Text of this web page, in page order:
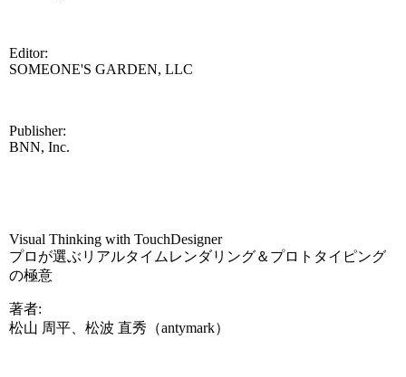
Editor:
SOMEONE'S GARDEN, LLC
Publisher:
BNN, Inc.
Visual Thinking with TouchDesigner
プロが選ぶリアルタイムレンダリング＆プロトタイピング
の極意
著者:
松山 周平、松波 直秀（antymark）